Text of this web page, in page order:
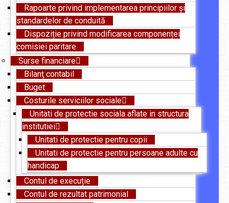
Rapoarte privind implementarea principiilor și
standardelor de conduită
Dispoziție privind modificarea componenței
comisiei paritare
Surse financiare
Bilanţ contabil
Buget
Costurile serviciilor sociale
Unitati de protectie sociala aflate in structura
institutiei
Unitati de protectie pentru copii
Unitati de protectie pentru persoane adulte cu
handicap
Contul de execuție
Contul de rezultat patrimonial